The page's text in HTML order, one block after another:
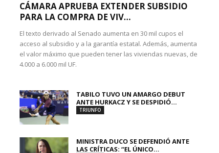
CÁMARA APRUEBA EXTENDER SUBSIDIO
PARA LA COMPRA DE VIV...
El texto derivado al Senado aumenta en 30 mil cupos el
acceso al subsidio y a la garantía estatal. Además, aumenta
el valor máximo que pueden tener las viviendas nuevas, de
4.000 a 6.000 mil UF.
TABILO TUVO UN AMARGO DEBUT
ANTE HURKACZ Y SE DESPIDIÓ...
TRIUNFO
MINISTRA DUCO SE DEFENDIÓ ANTE
LAS CRÍTICAS: “EL ÚNICO...